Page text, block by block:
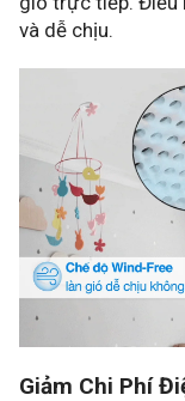
và dễ chịu.
Giảm Chi Phí